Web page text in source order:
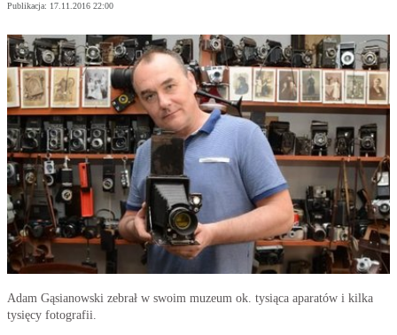
Publikacja: 17.11.2016 22:00
Adam Gąsianowski zebrał w swoim muzeum ok. tysiąca aparatów i kilka
tysięcy fotografii.